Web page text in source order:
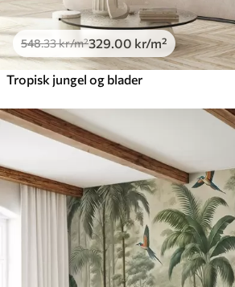
548.33kr/m²329 .00 kr/m²
Tropisk jungel og blader